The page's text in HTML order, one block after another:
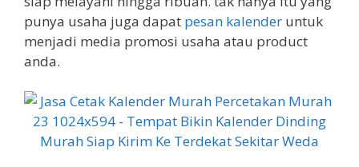
punya usaha juga dapat pesan kalender untuk
menjadi media promosi usaha atau product
anda.